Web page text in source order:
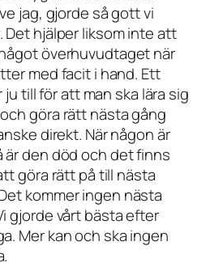
jag, gjorde så gott vi
Det hjälper liksom inte att
överhuvudtaget när
med facit i hand. Ett
ju till för att man ska lära sig
göra rätt nästa gång
direkt. När någon är
är den död och det finns
göra rätt på till nästa
kommer ingen nästa
gjorde vårt bästa efter
Mer kan och ska ingen